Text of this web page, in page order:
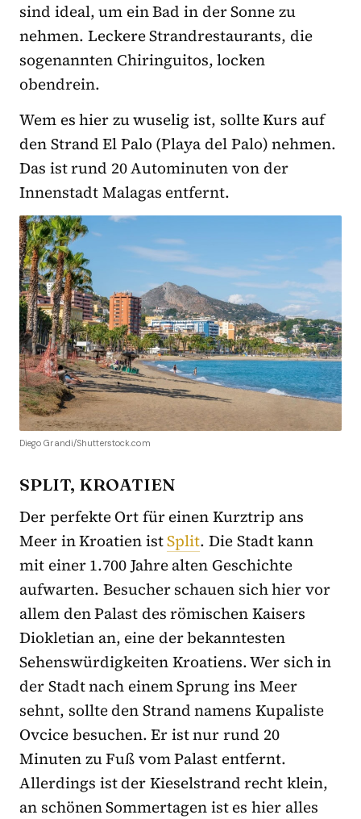
sind ideal, um ein Bad in der Sonne zu
nehmen. Leckere Strandrestaurants, die
sogenannten Chiringuitos, locken
obendrein.
Wem es hier zu wuselig ist, sollte Kurs auf
den Strand El Palo (Playa del Palo) nehmen.
Das ist rund 20 Autominuten von der
Innenstadt Malagas entfernt.
Diego Grandi/Shutterstock.com
SPLIT, KROATIEN
Der perfekte Ort für einen Kurztrip ans
Meer in Kroatien istSplit. Die Stadt kann
mit einer 1.700 Jahre alten Geschichte
aufwarten. Besucher schauen sich hier vor
allem den Palast des römischen Kaisers
Diokletian an, eine der bekanntesten
Sehenswürdigkeiten Kroatiens. Wer sich in
der Stadt nach einem Sprung ins Meer
sehnt, sollte den Strand namens Kupaliste
Ovcice besuchen. Er ist nur rund 20
Minuten zu Fuß vom Palast entfernt.
Allerdings ist der Kieselstrand recht klein,
an schönen Sommertagen ist es hier alles